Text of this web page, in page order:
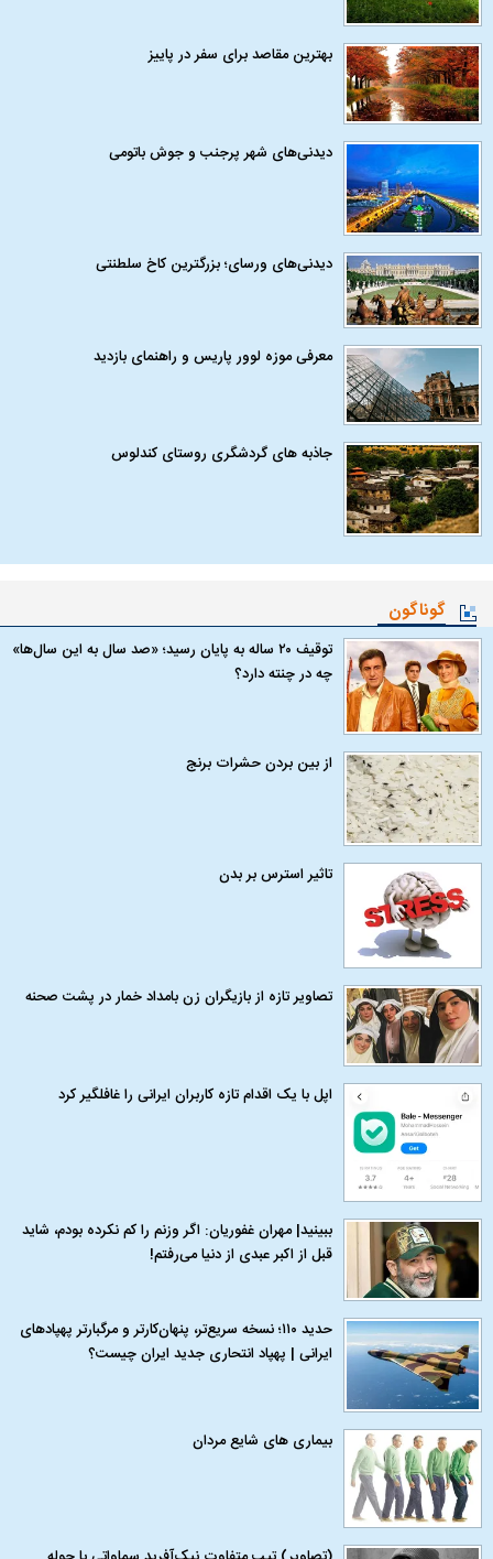
بهترین مقاصد برای سفر در پاییز
دیدنی‌های شهر پرجنب و جوش باتومی
دیدنی‌های ورسای؛ بزرگترین کاخ سلطنتی
معرفی موزه لوور پاریس و راهنمای بازدید
جاذبه های گردشگری روستای کندلوس
گوناگون
توقیف ۲۰ ساله به پایان رسید؛ «صد سال به این سال‌ها»
چه در چنته دارد؟
از بین بردن حشرات برنج
تاثیر استرس بر بدن
تصاویر تازه از بازیگران زن بامداد خمار در پشت صحنه
اپل با یک اقدام تازه کاربران ایرانی را غافلگیر کرد
ببینید| مهران غفوریان: اگر وزنم را کم نکرده بودم، شاید
قبل از اکبر عبدی از دنیا می‌رفتم!
حدید ۱۱۰؛ نسخه سریع‌تر، پنهان‌کارتر و مرگبارتر پهپادهای
ایرانی | پهپاد انتحاری جدید ایران چیست؟
بیماری‌ های شایع مردان